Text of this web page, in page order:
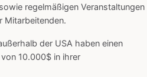
regelmäßigen Veranstaltungen
Mitarbeitenden.
der USA haben einen
10.000$ in ihrer